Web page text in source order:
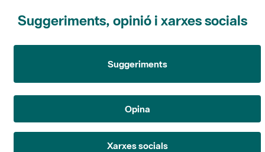
Suggeriments, opinió i xarxes socials
Suggeriments
Opina
Xarxes socials